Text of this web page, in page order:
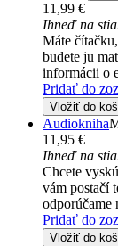
11,99 €
Ihneď na
Máte
budete ju
informácii o
Pridať do
Vložiť do
Audiokniha
11,95 €
Ihneď na
Chcete
vám postačí
odporúčame
Pridať do
Vložiť do